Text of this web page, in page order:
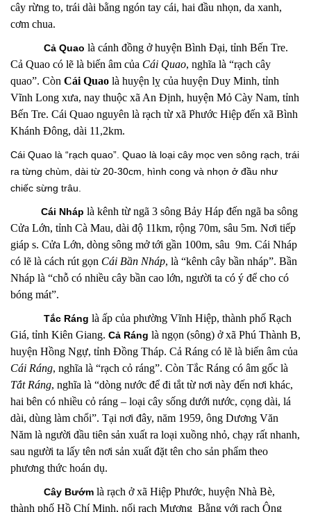
cây rừng to, trái dài bằng ngón tay cái, hai đầu nhọn, da xanh,
cơm chua.
Cả Quao là cánh đồng ở huyện Bình Đại, tỉnh Bến Tre.
Cả Quao có lẽ là biến âm của Cái Quao, nghĩa là “rạch cây
quao”. Còn Cái Quao là huyện lỵ của huyện Duy Minh, tỉnh
Vĩnh Long xưa, nay thuộc xã An Định, huyện Mỏ Cày Nam, tỉnh
Bến Tre. Cái Quao nguyên là rạch từ xã Phước Hiệp đến xã Bình
Khánh Đông, dài 11,2km.
Cái Quao là “rạch quao”. Quao là loại cây mọc ven sông rạch, trái
ra từng chùm, dài từ 20-30cm, hình cong và nhọn ở đầu như
chiếc sừng trâu.
Cái Nháp là kênh từ ngã 3 sông Bảy Háp đến ngã ba sông
Cửa Lớn, tỉnh Cà Mau, dài độ 11km, rộng 70m, sâu 5m. Nơi tiếp
giáp s. Cửa Lớn, dòng sông mở tới gần 100m, sâu 9m. Cái Nháp
có lẽ là cách rút gọn Cái Bần Nháp, là “kênh cây bần nháp”. Bần
Nháp là “chỗ có nhiều cây bần cao lớn, người ta có ý để cho có
bóng mát”.
Tắc Ráng là ấp của phường Vĩnh Hiệp, thành phố Rạch
Giá, tỉnh Kiên Giang. Cả Ráng là ngọn (sông) ở xã Phú Thành B,
huyện Hồng Ngự, tỉnh Đồng Tháp. Cả Ráng có lẽ là biến âm của
Cái Ráng, nghĩa là “rạch cỏ ráng”. Còn Tắc Ráng có âm gốc là
Tắt Ráng, nghĩa là “dòng nước để đi tắt từ nơi này đến nơi khác,
hai bên có nhiều cỏ ráng – loại cây sống dưới nước, cọng dài, lá
dài, dùng làm chổi”. Tại nơi đây, năm 1959, ông Dương Văn
Năm là người đầu tiên sản xuất ra loại xuồng nhỏ, chạy rất nhanh,
sau người ta lấy tên nơi sản xuất đặt tên cho sản phẩm theo
phương thức hoán dụ.
Cây Bướm là rạch ở xã Hiệp Phước, huyện Nhà Bè,
thành phố Hồ Chí Minh, nối rạch Mương Bằng với rạch Ông